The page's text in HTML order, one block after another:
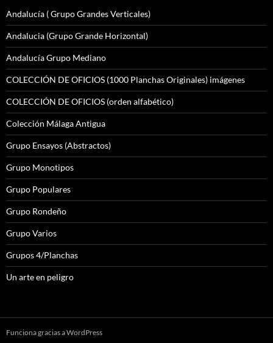
Andalucía ( Grupo Grandes Verticales)
Andalucia (Grupo Grande Horizontal)
Andalucía Grupo Mediano
COLECCIÓN DE OFICIOS (1000 Planchas Originales) imágenes
COLECCIÓN DE OFICIOS (orden alfabético)
Colección Málaga Antigua
Grupo Ensayos (Abstractos)
Grupo Monotipos
Grupo Populares
Grupo Rondeño
Grupo Varios
Grupos 4/Planchas
Un arte en peligro
Funciona gracias a WordPress